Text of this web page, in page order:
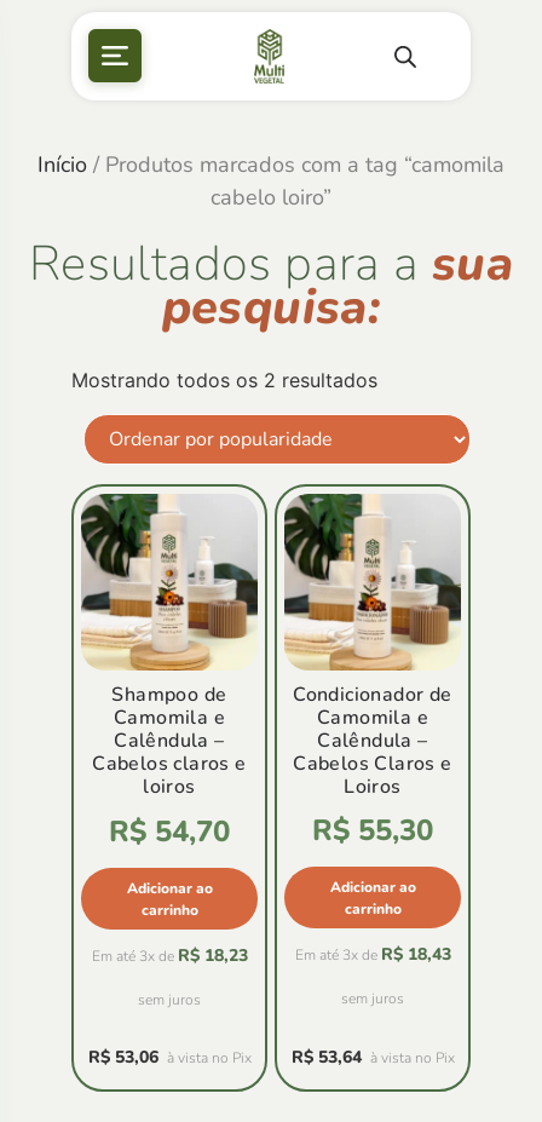
Início / Produtos marcados com a tag “camomila
cabelo loiro”
Resultados para a sua
pesquisa:
Mostrando todos os 2 resultados
Shampoo de
Camomila e
Calêndula –
Cabelos claros e
loiros
5.00
de
5
R$ 54,70
Adicionar ao
carrinho
Em até 3x de R$18,23
sem juros
R$53,06 à vista no Pix
Condicionador de
Camomila e
Calêndula –
Cabelos Claros e
Loiros
R$ 55,30
Adicionar ao
carrinho
Em até 3x de R$18,43
sem juros
R$53,64 à vista no Pix